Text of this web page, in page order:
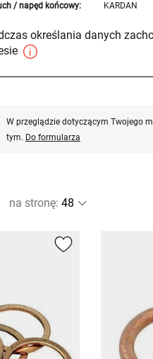
/ napęd końcowy: KARDAN
określania danych
W przeglądzie dotyczącym Twojego
tym. Do formularza
na stronę: